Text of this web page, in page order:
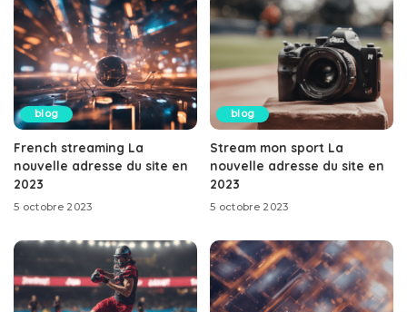
blog
French streaming La
nouvelle adresse du site en
2023
5 octobre 2023
blog
Stream mon sport La
nouvelle adresse du site en
2023
5 octobre 2023